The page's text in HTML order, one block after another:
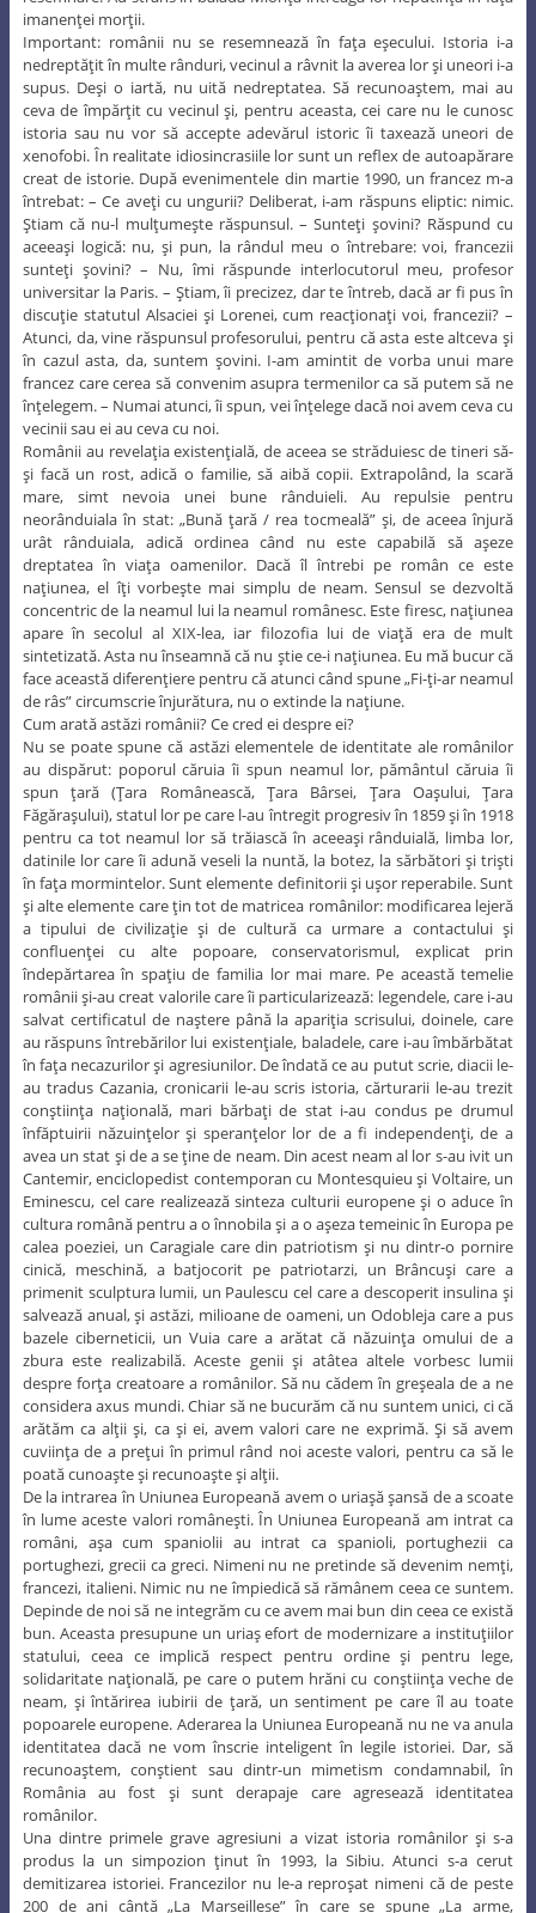
imanenţei morţii.
Important: românii nu se resemnează în faţa eşecului. Istoria i-a
nedreptăţit în multe rânduri, vecinul a râvnit la averea lor şi uneori i-a
supus. Deşi o iartă, nu uită nedreptatea. Să recunoaştem, mai au
ceva de împărţit cu vecinul şi, pentru aceasta, cei care nu le cunosc
istoria sau nu vor să accepte adevărul istoric îi taxează uneori de
xenofobi. În realitate idiosincrasiile lor sunt un reflex de autoapărare
creat de istorie. După evenimentele din martie 1990, un francez m-a
întrebat: – Ce aveţi cu ungurii? Deliberat, i-am răspuns eliptic: nimic.
Ştiam că nu-l mulţumeşte răspunsul. – Sunteţi şovini? Răspund cu
aceeaşi logică: nu, şi pun, la rândul meu o întrebare: voi, francezii
sunteţi şovini? – Nu, îmi răspunde interlocutorul meu, profesor
universitar la Paris. – Ştiam, îi precizez, dar te întreb, dacă ar fi pus în
discuţie statutul Alsaciei şi Lorenei, cum reacţionaţi voi, francezii? –
Atunci, da, vine răspunsul profesorului, pentru că asta este altceva şi
în cazul asta, da, suntem şovini. I-am amintit de vorba unui mare
francez care cerea să convenim asupra termenilor ca să putem să ne
înţelegem. – Numai atunci, îi spun, vei înţelege dacă noi avem ceva cu
vecinii sau ei au ceva cu noi.
Românii au revelaţia existenţială, de aceea se străduiesc de tineri să-
şi facă un rost, adică o familie, să aibă copii. Extrapolând, la scară
mare, simt nevoia unei bune rânduieli. Au repulsie pentru
neorânduiala în stat: „Bună ţară / rea tocmeală” şi, de aceea înjură
urât rânduiala, adică ordinea când nu este capabilă să aşeze
dreptatea în viaţa oamenilor. Dacă îl întrebi pe român ce este
naţiunea, el îţi vorbeşte mai simplu de neam. Sensul se dezvoltă
concentric de la neamul lui la neamul românesc. Este firesc, naţiunea
apare în secolul al XIX-lea, iar filozofia lui de viaţă era de mult
sintetizată. Asta nu înseamnă că nu ştie ce-i naţiunea. Eu mă bucur că
face această diferenţiere pentru că atunci când spune „Fi-ţi-ar neamul
de râs” circumscrie înjurătura, nu o extinde la naţiune.
Cum arată astăzi românii? Ce cred ei despre ei?
Nu se poate spune că astăzi elementele de identitate ale românilor
au dispărut: poporul căruia îi spun neamul lor, pământul căruia îi
spun ţară (Ţara Românească, Ţara Bârsei, Ţara Oaşului, Ţara
Făgăraşului), statul lor pe care l-au întregit progresiv în 1859 şi în 1918
pentru ca tot neamul lor să trăiască în aceeaşi rânduială, limba lor,
datinile lor care îi adună veseli la nuntă, la botez, la sărbători şi trişti
în faţa mormintelor. Sunt elemente definitorii şi uşor reperabile. Sunt
şi alte elemente care ţin tot de matricea românilor: modificarea lejeră
a tipului de civilizaţie şi de cultură ca urmare a contactului şi
confluenţei cu alte popoare, conservatorismul, explicat prin
îndepărtarea în spaţiu de familia lor mai mare. Pe această temelie
românii şi-au creat valorile care îi particularizează: legendele, care i-au
salvat certificatul de naştere până la apariţia scrisului, doinele, care
au răspuns întrebărilor lui existenţiale, baladele, care i-au îmbărbătat
în faţa necazurilor şi agresiunilor. De îndată ce au putut scrie, diacii le-
au tradus Cazania, cronicarii le-au scris istoria, cărturarii le-au trezit
conştiinţa naţională, mari bărbaţi de stat i-au condus pe drumul
înfăptuirii năzuinţelor şi speranţelor lor de a fi independenţi, de a
avea un stat şi de a se ţine de neam. Din acest neam al lor s-au ivit un
Cantemir, enciclopedist contemporan cu Montesquieu şi Voltaire, un
Eminescu, cel care realizează sinteza culturii europene şi o aduce în
cultura română pentru a o înnobila şi a o aşeza temeinic în Europa pe
calea poeziei, un Caragiale care din patriotism şi nu dintr-o pornire
cinică, meschină, a batjocorit pe patriotarzi, un Brâncuşi care a
primenit sculptura lumii, un Paulescu cel care a descoperit insulina şi
salvează anual, şi astăzi, milioane de oameni, un Odobleja care a pus
bazele ciberneticii, un Vuia care a arătat că năzuinţa omului de a
zbura este realizabilă. Aceste genii şi atâtea altele vorbesc lumii
despre forţa creatoare a românilor. Să nu cădem în greşeala de a ne
considera axus mundi. Chiar să ne bucurăm că nu suntem unici, ci că
arătăm ca alţii şi, ca şi ei, avem valori care ne exprimă. Şi să avem
cuviinţa de a preţui în primul rând noi aceste valori, pentru ca să le
poată cunoaşte şi recunoaşte şi alţii.
De la intrarea în Uniunea Europeană avem o uriaşă şansă de a scoate
în lume aceste valori româneşti. În Uniunea Europeană am intrat ca
români, aşa cum spaniolii au intrat ca spanioli, portughezii ca
portughezi, grecii ca greci. Nimeni nu ne pretinde să devenim nemţi,
francezi, italieni. Nimic nu ne împiedică să rămânem ceea ce suntem.
Depinde de noi să ne integrăm cu ce avem mai bun din ceea ce există
bun. Aceasta presupune un uriaş efort de modernizare a instituţiilor
statului, ceea ce implică respect pentru ordine şi pentru lege,
solidaritate naţională, pe care o putem hrăni cu conştiinţa veche de
neam, şi întărirea iubirii de ţară, un sentiment pe care îl au toate
popoarele europene. Aderarea la Uniunea Europeană nu ne va anula
identitatea dacă ne vom înscrie inteligent în legile istoriei. Dar, să
recunoaştem, conştient sau dintr-un mimetism condamnabil, în
România au fost şi sunt derapaje care agresează identitatea
românilor.
Una dintre primele grave agresiuni a vizat istoria românilor şi s-a
produs la un simpozion ţinut în 1993, la Sibiu. Atunci s-a cerut
demitizarea istoriei. Francezilor nu le-a reproşat nimeni că de peste
200 de ani cântă „La Marseillese” în care se spune „La arme,